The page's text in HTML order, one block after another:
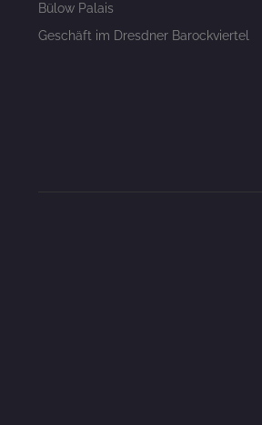
Bülow Palais
Geschäft im Dresdner Barockviertel